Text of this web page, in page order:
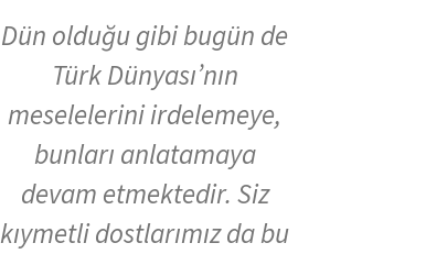
Dün olduğu gibi bugün de
Türk Dünyası’nın
meselelerini irdelemeye,
bunları anlatamaya
devam etmektedir. Siz
kıymetli dostlarımız da bu